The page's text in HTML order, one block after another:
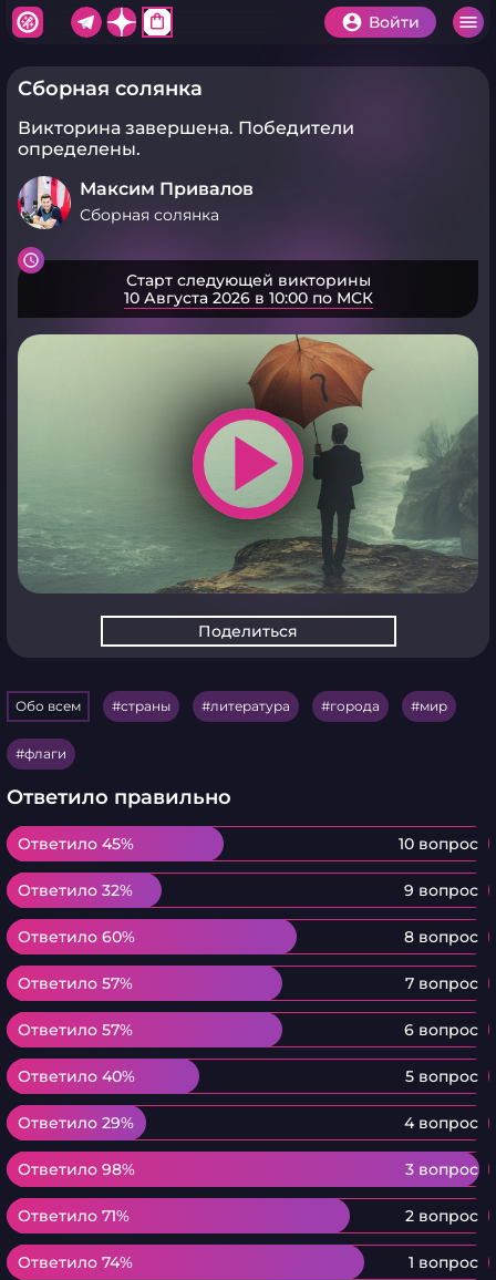
shopping_bag Войти
Сборная солянка
Викторина завершена. Победители
определены.
Максим Привалов
Сборная солянка
Старт следующей викторины
10 Августа 2026 в 10:00 по МСК
play_arrow
Поделиться
Обо всем страны литература города мир
флаги
Ответило правильно
Ответило 45% 10 вопрос
Ответило 45%
Ответило 32% 9 вопрос
Ответило 32%
Ответило 60% 8 вопрос
Ответило 60%
Ответило 57% 7 вопрос
Ответило 57%
Ответило 57% 6 вопрос
Ответило 57%
Ответило 40% 5 вопрос
Ответило 40%
Ответило 29% 4 вопрос
Ответило 29%
Ответило 98% 3 вопрос
Ответило 98%
Ответило 71% 2 вопрос
Ответило 71%
Ответило 74% 1 вопрос
Ответило 74%